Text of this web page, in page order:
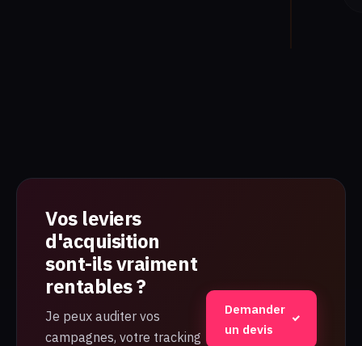
Vos leviers
d'acquisition
sont-ils vraiment
rentables ?
Je peux auditer vos
campagnes, votre tracking
Demander
un devis